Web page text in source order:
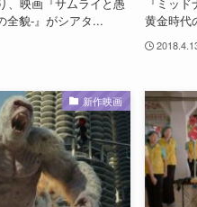
全貌-』がシアタ...
黄金時代
新作映画